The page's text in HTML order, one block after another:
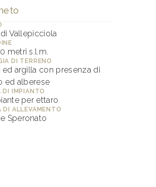
Vallepicciola
metri s.l.m.
DI TERRENO
ed argilla con presenza di
ed alberese
DI IMPIANTO
per ettaro
DI ALLEVAMENTO
Speronato